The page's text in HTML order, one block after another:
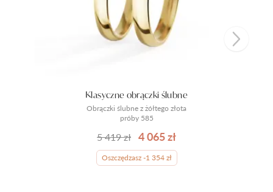
Obrączki ślubne z żółtego złota
próby 585
Klasyczne obrączki ślubne
5 419 zł 4 065 zł
Oszczędzasz -1 354 zł